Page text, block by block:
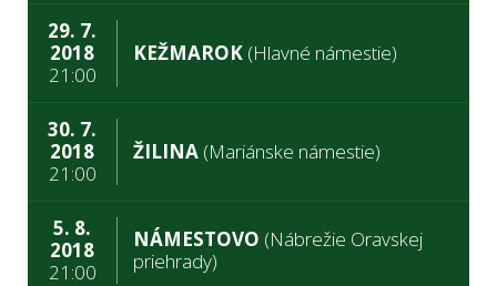
29. 7.
2018
21:00
KEŽMAROK (Hlavné námestie)
30. 7.
2018
21:00
ŽILINA (Mariánske námestie)
5. 8.
2018
21:00
NÁMESTOVO (Nábrežie Oravskej
priehrady)